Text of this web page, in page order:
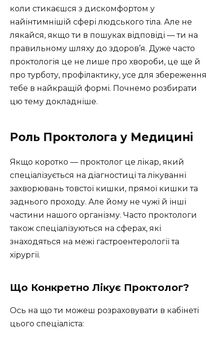
коли стикаєшся з дискомфортом у
найінтимнішій сфері людського тіла. Але не
лякайся, якщо ти в пошуках відповіді — ти на
правильному шляху до здоров’я. Дуже часто
проктологія це не лише про хвороби, це ще й
про турботу, профілактику, усе для збереження
тебе в найкращій формі. Почнемо розбирати
цю тему докладніше.
Роль Проктолога у Медицині
Якщо коротко — проктолог це лікар, який
спеціалізується на діагностиці та лікуванні
захворювань товстої кишки, прямої кишки та
заднього проходу. Але йому не чужі й інші
частини нашого організму. Часто проктологи
також спеціалізуються на сферах, які
знаходяться на межі гастроентерології та
хірургії.
Що Конкретно Лікує Проктолог?
Ось на що ти можеш розраховувати в кабінеті
цього спеціаліста: